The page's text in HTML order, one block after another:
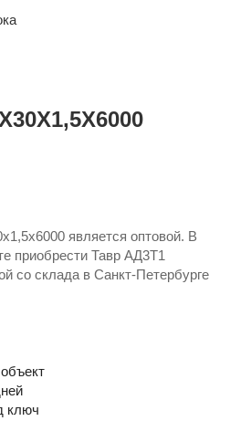
является оптовой. В
приобрести Тавр АД3Т1
со склада в Санкт-Петербурге
ключ